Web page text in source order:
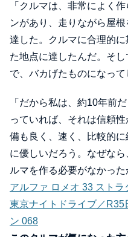
「クルマは、非常によく
ンがあり、走りながら屋
達した。クルマに合理的
た地点に達したんだ。そ
で、バカげたものになって
「だから私は、約10年前
っていれば、それは信頼
備も良く、速く、比較的
に優しいだろう。なぜな
ルマを作る必要がなかった
アルファ ロメオ 33 スト
東京ナイトドライブ／
ン 068